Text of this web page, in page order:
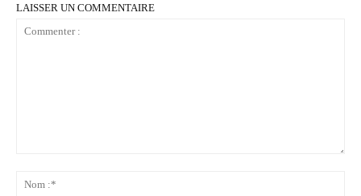
LAISSER UN COMMENTAIRE